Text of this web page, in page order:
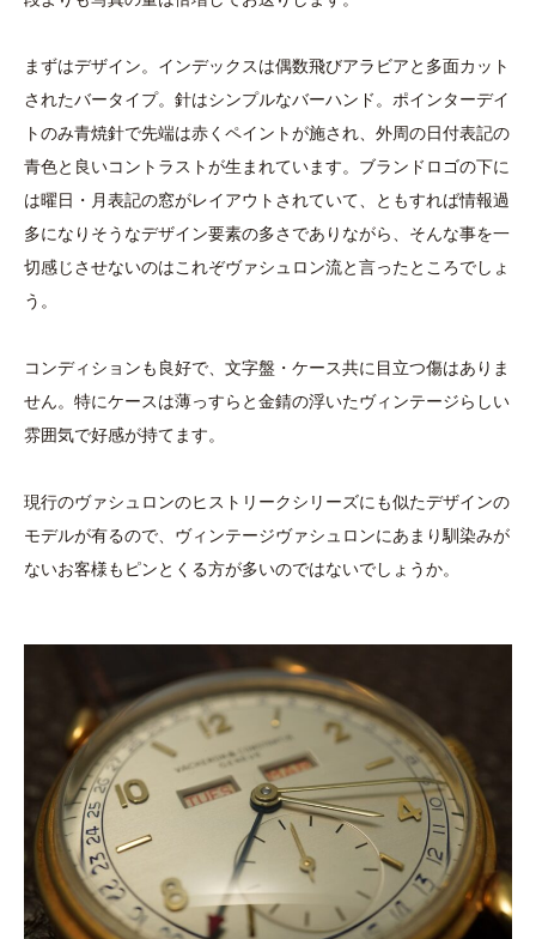
まずはデザイン。インデックスは偶数飛びアラビアと多面カット
されたバータイプ。針はシンプルなバーハンド。ポインターデイ
トのみ青焼針で先端は赤くペイントが施され、外周の日付表記の
青色と良いコントラストが生まれています。ブランドロゴの下に
は曜日・月表記の窓がレイアウトされていて、ともすれば情報過
多になりそうなデザイン要素の多さでありながら、そんな事を一
切感じさせないのはこれぞヴァシュロン流と言ったところでしょ
う。
コンディションも良好で、文字盤・ケース共に目立つ傷はありま
せん。特にケースは薄っすらと金錆の浮いたヴィンテージらしい
雰囲気で好感が持てます。
現行のヴァシュロンのヒストリークシリーズにも似たデザインの
モデルが有るので、ヴィンテージヴァシュロンにあまり馴染みが
ないお客様もピンとくる方が多いのではないでしょうか。